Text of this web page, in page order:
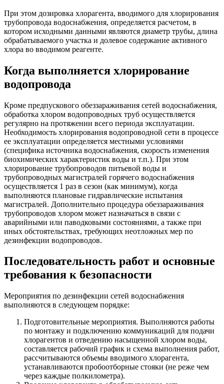
При этом дозировка хлорагента, вводимого для хлорирования
трубопровода водоснабжения, определяется расчетом, в
котором исходными данными являются диаметр трубы, длина
обрабатываемого участка и долевое содержание активного
хлора во вводимом реагенте.
Когда выполняется хлорирование
водопровода
Кроме предпускового обеззараживания сетей водоснабжения,
обработка хлором водопроводных труб осуществляется
регулярно на протяжении всего периода эксплуатации.
Необходимость хлорирования водопроводной сети в процессе
ее эксплуатации определяется местными условиями
(специфика источника водоснабжения, скорость изменения
биохимических характеристик воды и т.п.). При этом
хлорирование трубопроводов питьевой воды и
трубопроводных магистралей горячего водоснабжения
осуществляется 1 раз в сезон (как минимум), когда
выполняются плановые гидравлические испытания
магистралей. Дополнительно процедура обеззараживания
трубопроводов хлором может назначаться в связи с
аварийными или паводковыми состояниями, а также при
иных обстоятельствах, требующих неотложных мер по
дезинфекции водопроводов.
Последовательность работ и основные
требования к безопасности
Мероприятия по дезинфекции сетей водоснабжения
выполняются в следующем порядке:
Подготовительные мероприятия. Выполняются работы
по монтажу и подключению коммуникаций для подачи
хлорагентов и отведению насыщенной хлором воды,
составляется рабочий график и схема выполнения работ,
рассчитываются объемы вводимого хлорагента,
устанавливаются пробоотборные стояки (не реже чем
через каждые полкилометра).